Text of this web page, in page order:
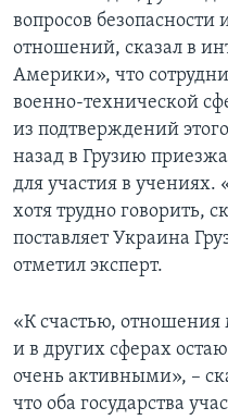
вопросов
отношений, сказал в
Америки», что
военно-технической
из подтверждений
назад в Грузию
для участия в учениях.
хотя трудно говорить,
поставляет Украина
отметил эксперт.
«К счастью,
и в других сферах
очень активными», –
что оба государства